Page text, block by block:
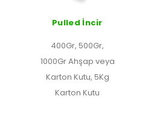
Pulled İncir
400Gr, 500Gr,
1000Gr Ahşap veya
Karton Kutu, 5Kg
Karton Kutu